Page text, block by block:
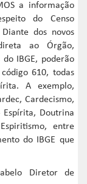
a informação
do Censo
dos novos
ao Órgão,
IBGE, poderão
610, todas
A exemplo,
Cardecismo,
Espírita, Doutrina
entre
do IBGE que
Diretor de